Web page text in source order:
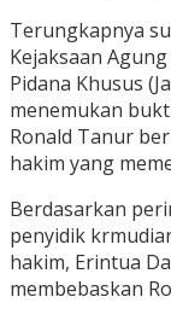
Terungkapnya
Kejaksaan
Pidana Khusus
menemukan
Ronald Tanur
hakim yang
Berdasarkan
penyidik
hakim, Erintua
membebaskan